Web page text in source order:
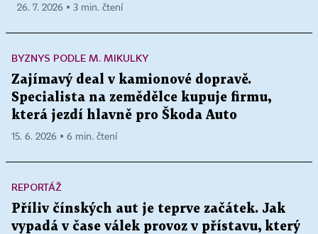
26. 7. 2026 ▪ 3 min. čtení
BYZNYS PODLE M. MIKULKY
Zajímavý deal v kamionové dopravě.
Specialista na zemědělce kupuje firmu,
která jezdí hlavně pro Škoda Auto
15. 6. 2026 ▪ 6 min. čtení
REPORTÁŽ
Příliv čínských aut je teprve začátek. Jak
vypadá v čase válek provoz v přístavu, který